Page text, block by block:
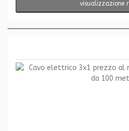
visualizzazione